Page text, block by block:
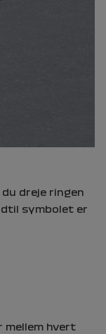
dreje ringen
symbolet er
mellem hvert